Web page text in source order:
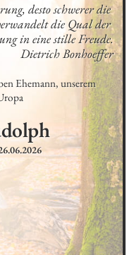
desto schwerer die
die Qual der
in eine stille Freude.
Dietrich Bonhoeffer
Ehemann, unserem